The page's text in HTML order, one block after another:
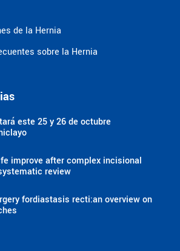
de la Hernia
sobre la Hernia
este 25 y 26 de octubre
improve after complex incisional
review
fordiastasis recti:an overview on